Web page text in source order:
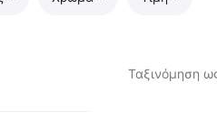
Ταξινόμηση